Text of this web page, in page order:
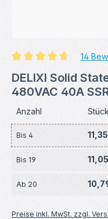
14
DELIXI Solid
480VAC 40A
Anzahl
Bis 4
Bis 19
Ab 20
Preise inkl. MwSt. zzgl.